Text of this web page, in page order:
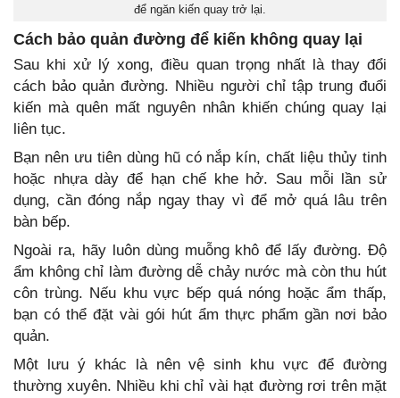
để ngăn kiến quay trở lại.
Cách bảo quản đường để kiến không quay lại
Sau khi xử lý xong, điều quan trọng nhất là thay đổi
cách bảo quản đường. Nhiều người chỉ tập trung đuổi
kiến mà quên mất nguyên nhân khiến chúng quay lại
liên tục.
Bạn nên ưu tiên dùng hũ có nắp kín, chất liệu thủy tinh
hoặc nhựa dày để hạn chế khe hở. Sau mỗi lần sử
dụng, cần đóng nắp ngay thay vì để mở quá lâu trên
bàn bếp.
Ngoài ra, hãy luôn dùng muỗng khô để lấy đường. Độ
ẩm không chỉ làm đường dễ chảy nước mà còn thu hút
côn trùng. Nếu khu vực bếp quá nóng hoặc ẩm thấp,
bạn có thể đặt vài gói hút ẩm thực phẩm gần nơi bảo
quản.
Một lưu ý khác là nên vệ sinh khu vực để đường
thường xuyên. Nhiều khi chỉ vài hạt đường rơi trên mặt